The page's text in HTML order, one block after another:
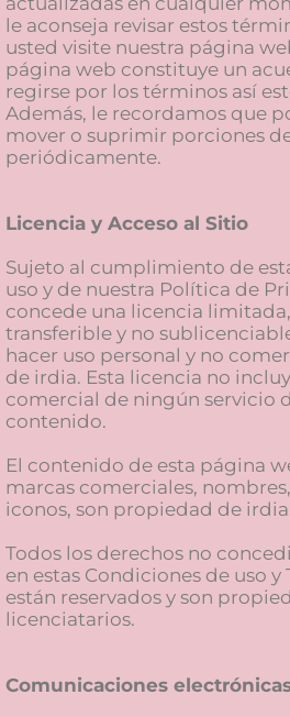
le aconseja revisar estos
usted visite nuestra página
página web constituye un
regirse por los términos así
Además, le recordamos que
mover o suprimir porciones
periódicamente.
Licencia y Acceso al Sitio
Sujeto al cumplimiento de
uso y de nuestra Política de
concede una licencia
transferible y no
hacer uso personal y no
de irdia. Esta licencia no
comercial de ningún servicio
contenido.
El contenido de esta página
marcas comerciales,
iconos, son propiedad de
Todos los derechos no
en estas Condiciones de uso
están reservados y son
licenciatarios.
Comunicaciones